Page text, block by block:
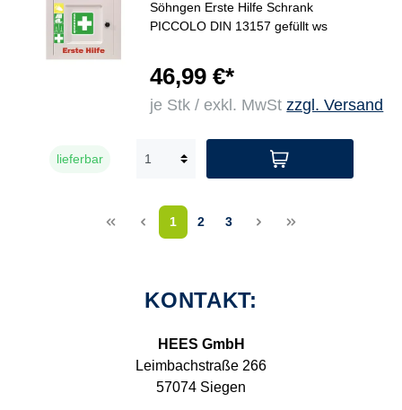
Söhngen Erste Hilfe Schrank
PICCOLO DIN 13157 gefüllt ws
46,99 €*
je Stk / exkl. MwStzzgl. Versand
lieferbar
<< < 1 2 3 > >>
KONTAKT:
HEES GmbH
Leimbachstraße 266
57074 Siegen